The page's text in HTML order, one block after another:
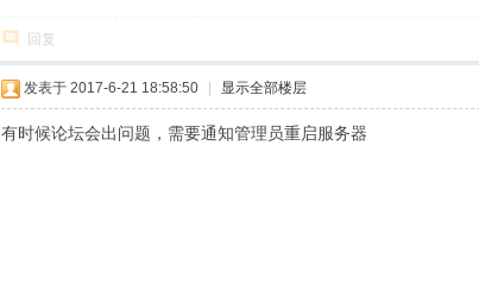
回复
发表于 2017-6-21 18:58:50 显示全部楼层
有时候论坛会出问题，需要通知管理员重启服务器